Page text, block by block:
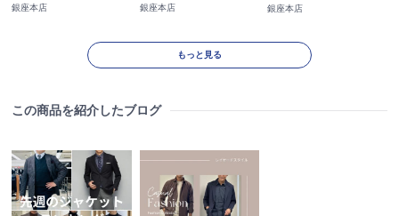
銀座本店
銀座本店
銀座本店
もっと見る
この商品を紹介したブログ